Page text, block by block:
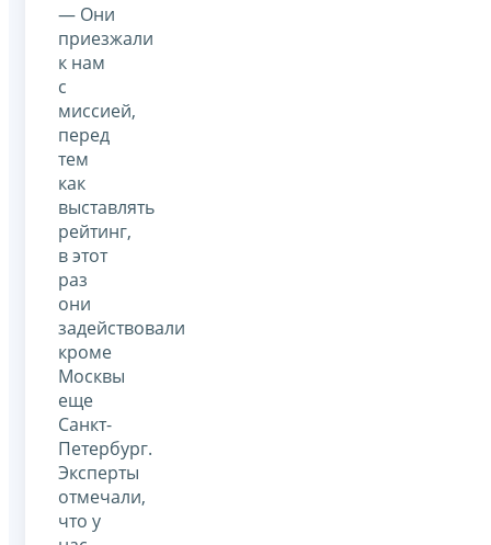
— Они
приезжали
к нам
с
миссией,
перед
тем
как
выставлять
рейтинг,
в этот
раз
они
задействовали
кроме
Москвы
еще
Санкт-
Петербург.
Эксперты
отмечали,
что у